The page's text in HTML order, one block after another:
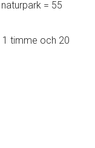
= 55
1 timme och 20